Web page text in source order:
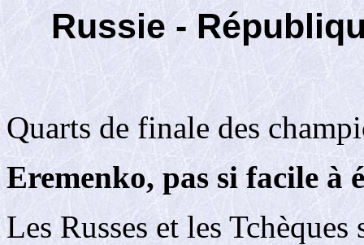
Russie -
Quarts de finale des
Eremenko, pas si facile à
Les Russes et les